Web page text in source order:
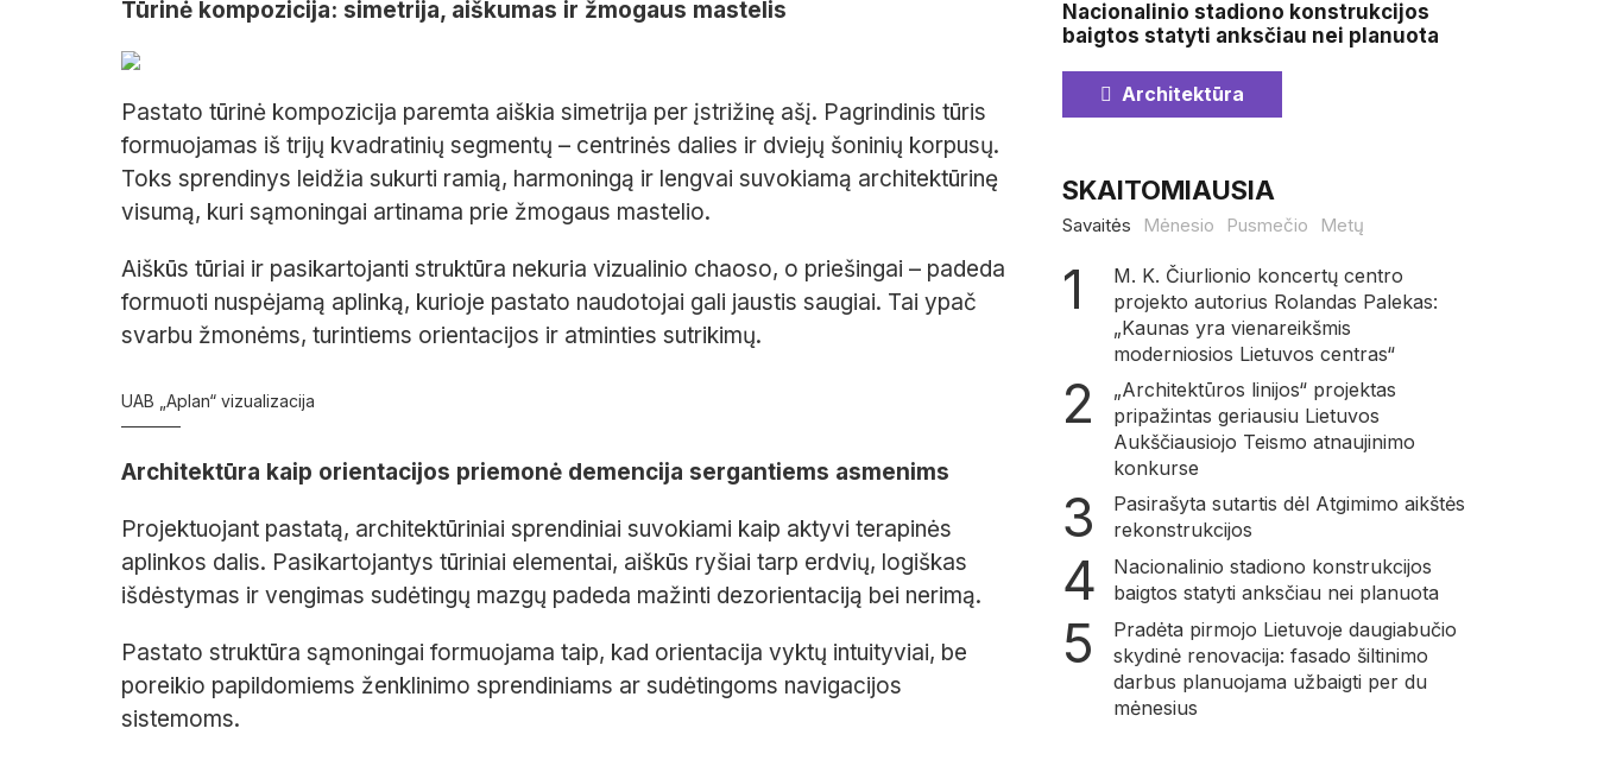
Tūrinė kompozicija: simetrija, aiškumas ir žmogaus mastelis
Pastato tūrinė kompozicija paremta aiškia simetrija per įstrižinę ašį. Pagrindinis tūris
formuojamas iš trijų kvadratinių segmentų – centrinės dalies ir dviejų šoninių korpusų.
Toks sprendinys leidžia sukurti ramią, harmoningą ir lengvai suvokiamą architektūrinę
visumą, kuri sąmoningai artinama prie žmogaus mastelio.
Aiškūs tūriai ir pasikartojanti struktūra nekuria vizualinio chaoso, o priešingai – padeda
formuoti nuspėjamą aplinką, kurioje pastato naudotojai gali jaustis saugiai. Tai ypač
svarbu žmonėms, turintiems orientacijos ir atminties sutrikimų.
UAB „Aplan“ vizualizacija
Architektūra kaip orientacijos priemonė demencija sergantiems asmenims
Projektuojant pastatą, architektūriniai sprendiniai suvokiami kaip aktyvi terapinės
aplinkos dalis. Pasikartojantys tūriniai elementai, aiškūs ryšiai tarp erdvių, logiškas
išdėstymas ir vengimas sudėtingų mazgų padeda mažinti dezorientaciją bei nerimą.
Pastato struktūra sąmoningai formuojama taip, kad orientacija vyktų intuityviai, be
poreikio papildomiems ženklinimo sprendiniams ar sudėtingoms navigacijos
sistemoms.
Nacionalinio stadiono konstrukcijos
baigtos statyti anksčiau nei planuota
Architektūra
SKAITOMIAUSIA
Savaitės Mėnesio Pusmečio Metų
M. K. Čiurlionio koncertų centro
projekto autorius Rolandas Palekas:
„Kaunas yra vienareikšmis
moderniosios Lietuvos centras“
„Architektūros linijos“ projektas
pripažintas geriausiu Lietuvos
Aukščiausiojo Teismo atnaujinimo
konkurse
Pasirašyta sutartis dėl Atgimimo aikštės
rekonstrukcijos
Nacionalinio stadiono konstrukcijos
baigtos statyti anksčiau nei planuota
Pradėta pirmojo Lietuvoje daugiabučio
skydinė renovacija: fasado šiltinimo
darbus planuojama užbaigti per du
mėnesius